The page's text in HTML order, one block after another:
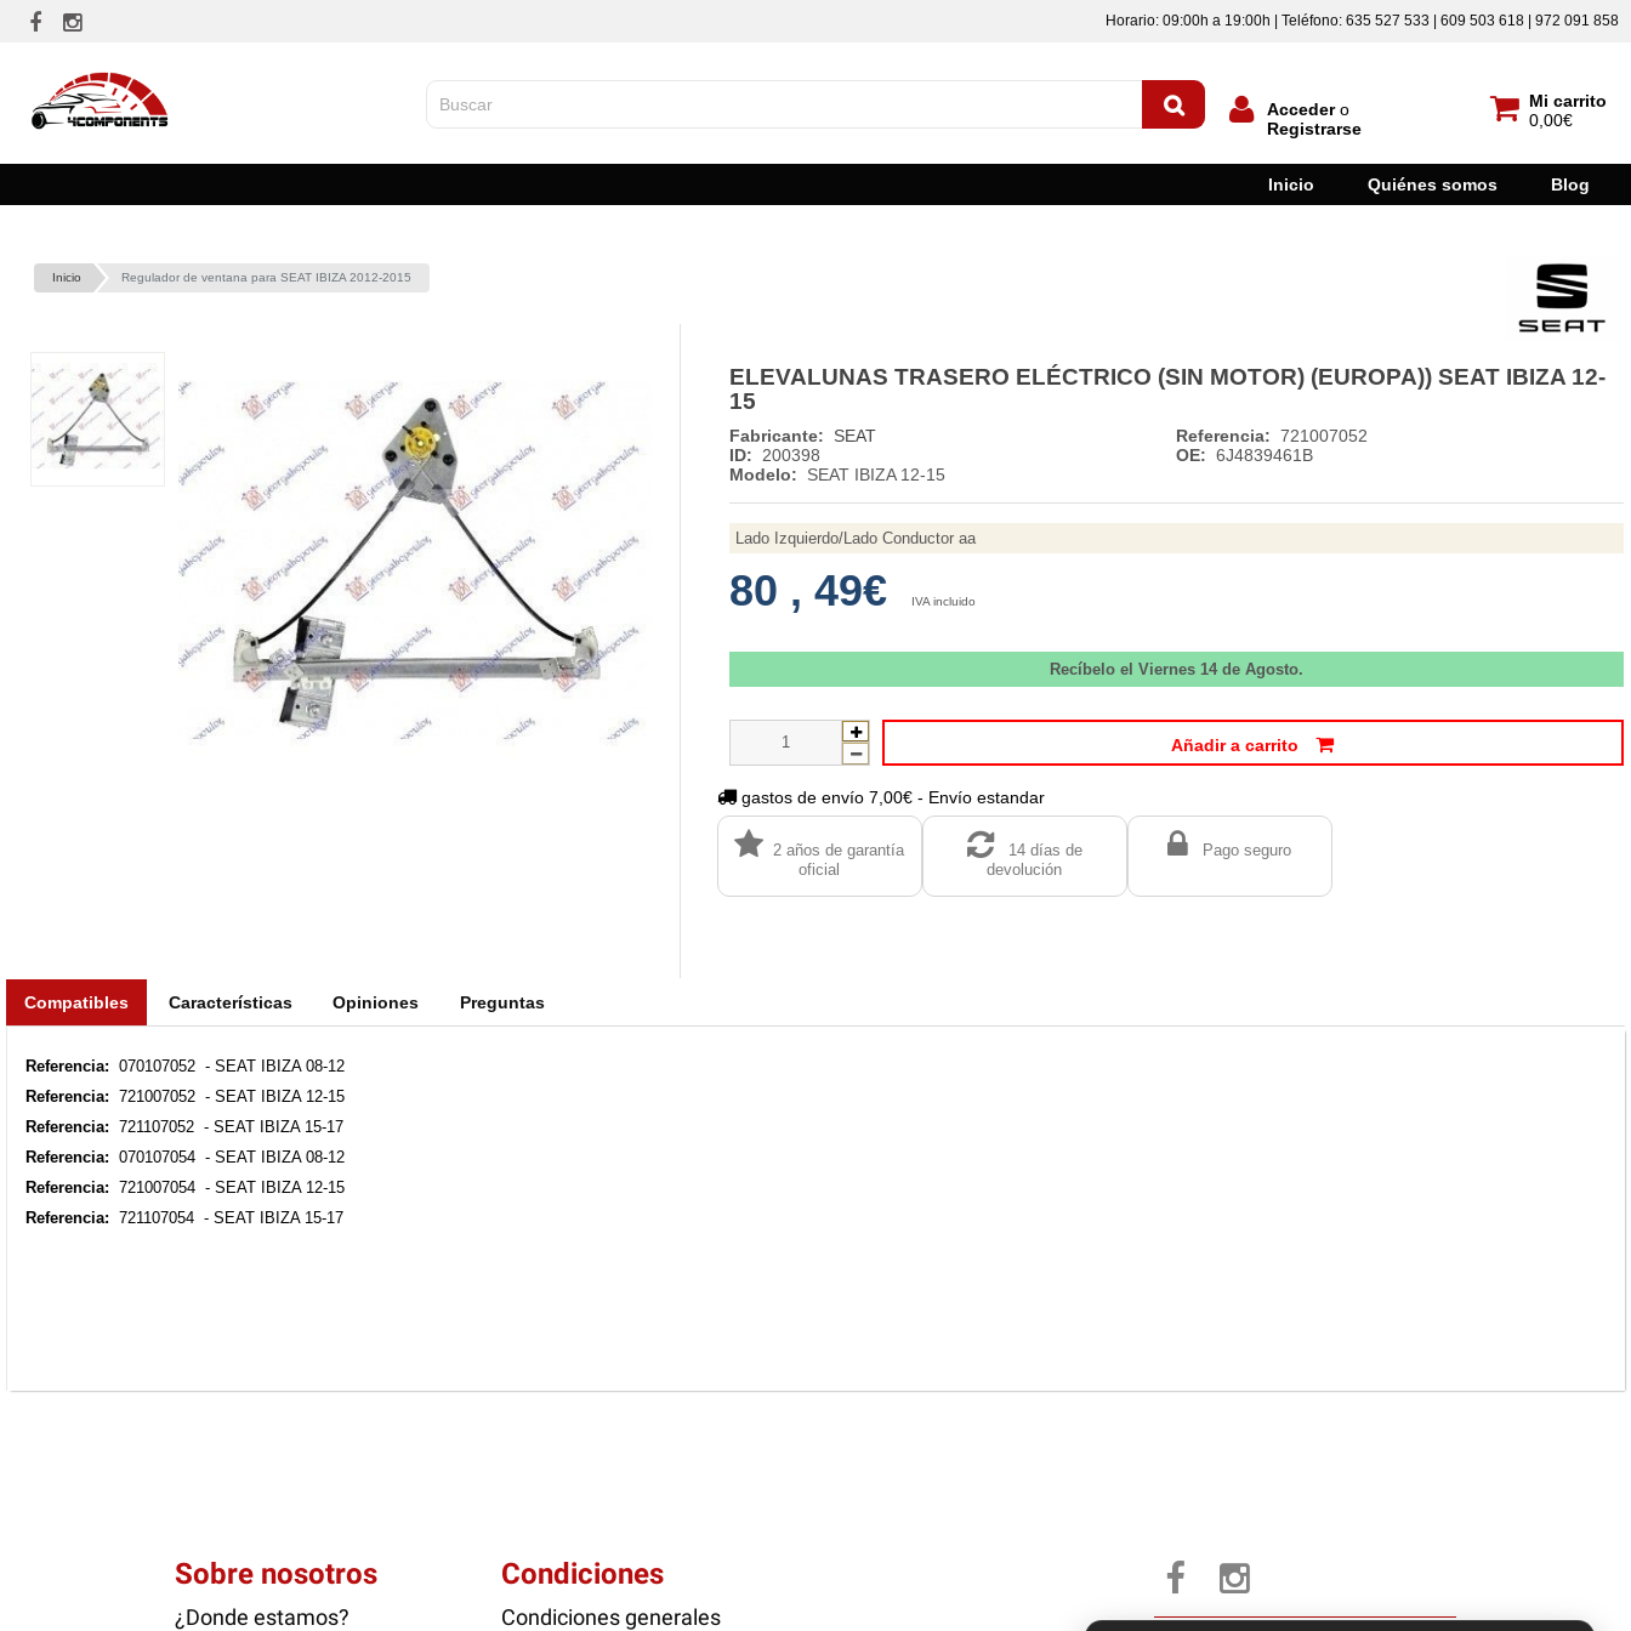
Horario: 09:00h a 19:00h | Teléfono: 635 527 533 | 609 503 618 | 972 091 858
Mi carrito
0,00€
Accedero
Registrarse
Inicio Quiénes somos Blog
Inicio Regulador de ventana para SEAT IBIZA 2012-2015
ELEVALUNAS TRASERO ELÉCTRICO (SIN MOTOR) (EUROPA)) SEAT IBIZA 12-
15
Fabricante: SEAT Referencia: 721007052
ID:
200398 OE: 6J4839461B
Modelo:
SEAT IBIZA 12-15
Lado Izquierdo/Lado Conductor aa
80 , 49€ IVA incluido
Recíbelo el Viernes 14 de Agosto.
Añadir a carrito
gastos de envío 7,00€ - Envío estandar
2 años de garantía
oficial
14 días de
devolución
Pago seguro
Compatibles Características Opiniones Preguntas
Referencia: 070107052 - SEAT IBIZA 08-12
Referencia: 721007052 - SEAT IBIZA 12-15
Referencia: 721107052 - SEAT IBIZA 15-17
Referencia: 070107054 - SEAT IBIZA 08-12
Referencia: 721007054 - SEAT IBIZA 12-15
Referencia: 721107054 - SEAT IBIZA 15-17
Sobre nosotros
¿Donde estamos?
Condiciones
Condiciones generales